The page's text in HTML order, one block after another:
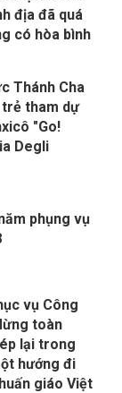
địa đã quá
có hòa bình
Thánh Cha
trẻ tham dự
"Go!
Degli
phụng vụ
vụ Công
toàn
lại trong
hướng đi
giáo Việt